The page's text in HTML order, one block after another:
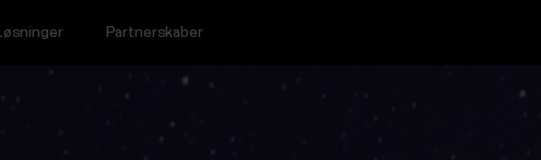
Løsninger Partnerskaber